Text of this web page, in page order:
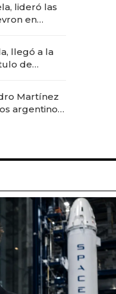
lideró las
en
llegó a la
de
Martínez
argentinos